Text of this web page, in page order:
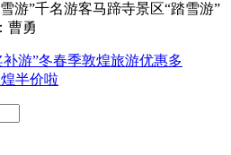
游”千名游客马蹄寺景区“踏雪游”
曹勇
补游”冬春季敦煌旅游优惠多
半价啦